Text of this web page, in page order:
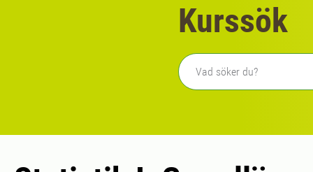
Kurssök
Fritext sökning